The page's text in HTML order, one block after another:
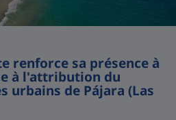
renforce sa présence à
à l'attribution du
urbains de Pájara (Las